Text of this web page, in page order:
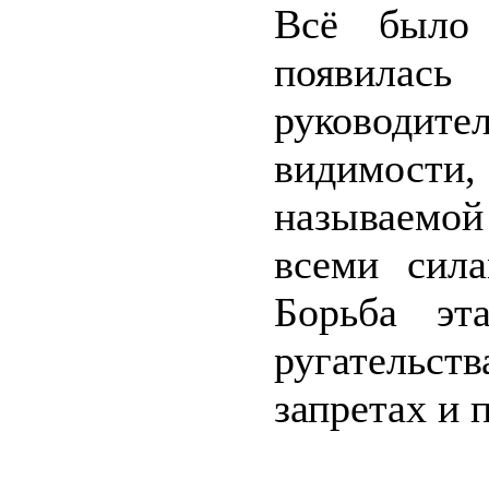
Всё
всеми
Борьба
запретах и